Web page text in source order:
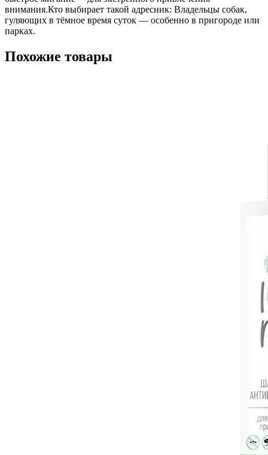
внимания.Кто выбирает такой адресник: Владельцы собак,
гуляющих в тёмное время суток — особенно в пригороде или
парках.
Похожие товары